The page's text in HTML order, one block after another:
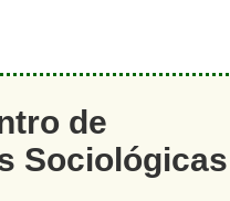
de
Sociológicas